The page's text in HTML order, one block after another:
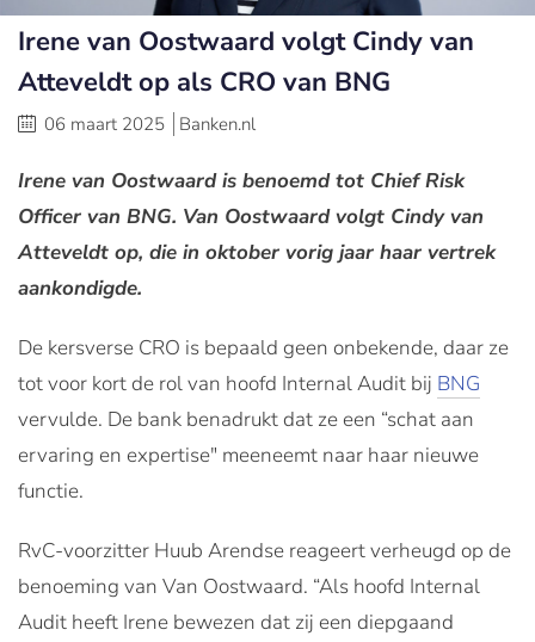
Irene van Oostwaard volgt Cindy van
Atteveldt op als CRO van BNG
06 maart 2025 Banken.nl
Irene van Oostwaard is benoemd tot Chief Risk
Officer van BNG. Van Oostwaard volgt Cindy van
Atteveldt op, die in oktober vorig jaar haar vertrek
aankondigde.
De kersverse CRO is bepaald geen onbekende, daar ze
tot voor kort de rol van hoofd Internal Audit bij BNG
vervulde. De bank benadrukt dat ze een “schat aan
ervaring en expertise" meeneemt naar haar nieuwe
functie.
RvC-voorzitter Huub Arendse reageert verheugd op de
benoeming van Van Oostwaard. “Als hoofd Internal
Audit heeft Irene bewezen dat zij een diepgaand